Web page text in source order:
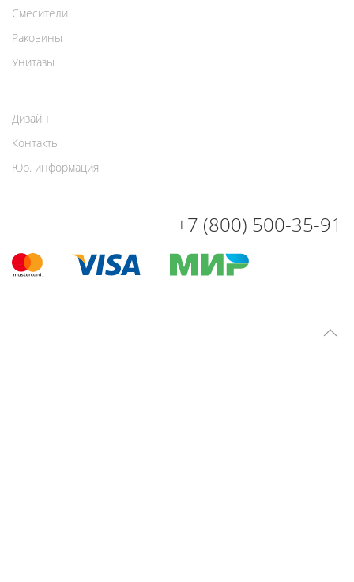
Смесители
Раковины
Унитазы
Дизайн
Контакты
Юр. информация
+7 (800) 500-35-91